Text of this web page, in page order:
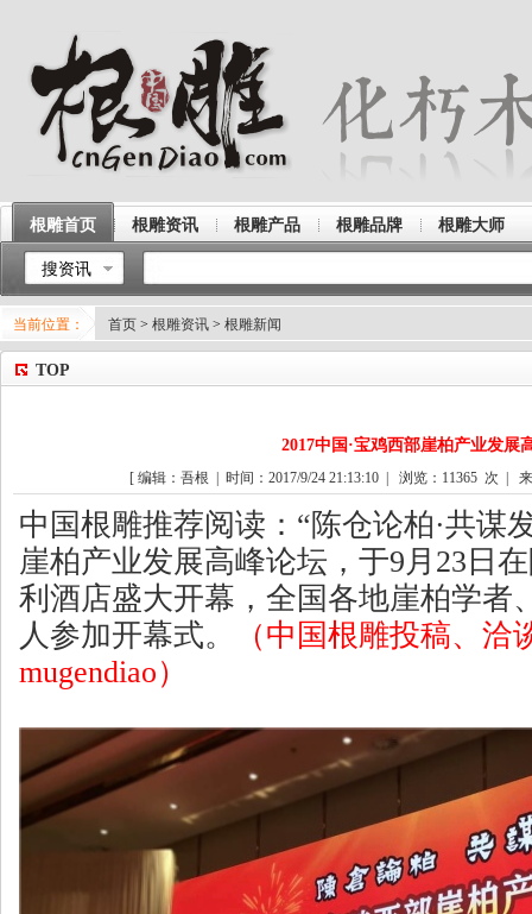
根雕首页 根雕资讯 根雕产品 根雕品牌 根雕大师
搜资讯
当前位置： 首页 > 根雕资讯 > 根雕新闻
TOP
2017中国·宝鸡西部崖柏产业发展
[ 编辑：吾根 | 时间：2017/9/24 21:13:10 | 浏览： 11365次 | 来
中国根雕推荐阅读：“陈仓论柏·共谋
崖柏产业发展高峰论坛，于9月23日
利酒店盛大开幕，全国各地崖柏学者
人参加开幕式。
（中国根雕投稿、洽
mugendiao）